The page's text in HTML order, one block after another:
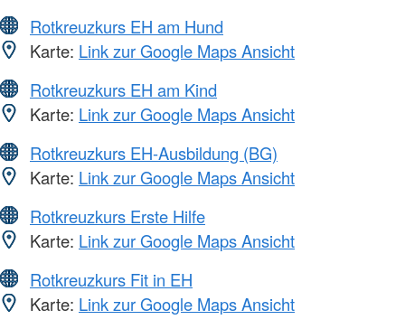
Rotkreuzkurs EH am Hund
Karte: Link zur Google Maps Ansicht
Rotkreuzkurs EH am Kind
Karte: Link zur Google Maps Ansicht
Rotkreuzkurs EH-Ausbildung (BG)
Karte: Link zur Google Maps Ansicht
Rotkreuzkurs Erste Hilfe
Karte: Link zur Google Maps Ansicht
Rotkreuzkurs Fit in EH
Karte: Link zur Google Maps Ansicht